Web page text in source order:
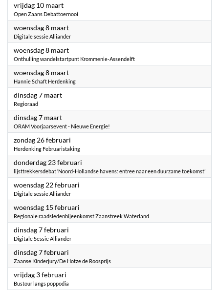
vrijdag 10 maart2023
Open Zaans Debattoernooi
woensdag 8 maart2023
Digitale sessie Alliander
woensdag 8 maart2023
Onthulling wandelstartpunt Krommenie-Assendelft
woensdag 8 maart2023
Hannie Schaft Herdenking
dinsdag 7 maart2023
Regioraad
dinsdag 7 maart2023
ORAM Voorjaarsevent - Nieuwe Energie!
zondag 26 februari
Herdenking Februaristaking
donderdag 23 februari
lijsttrekkersdebat ‘Noord-Hollandse havens: entree naar een duurzame toekomst’
woensdag 22 februari
Digitale sessie Alliander
woensdag 15 februari
Regionale raadsledenbijeenkomst Zaanstreek Waterland
dinsdag 7 februari
Digitale Sessie Alliander
dinsdag 7 februari
Zaanse Kinderjury/De Hotze de Roosprijs
vrijdag 3 februari
Bustour langs poppodia